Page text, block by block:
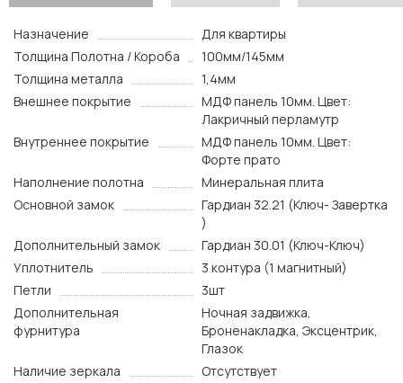
Назначение
Для квартиры
Толщина Полотна / Короба
100мм/145мм
Толщина металла
1,4мм
Внешнее покрытие
МДФ панель 10мм. Цвет:
Лакричный перламутр
Внутреннее покрытие
МДФ панель 10мм. Цвет:
Форте прато
Наполнение полотна
Минеральная плита
Основной замок
Гардиан 32.21 (Ключ- Завертка
)
Дополнительный замок
Гардиан 30.01 (Ключ-Ключ)
Уплотнитель
3 контура (1 магнитный)
Петли
3шт
Дополнительная
фурнитура
Ночная задвижка,
Броненакладка, Эксцентрик,
Глазок
Наличие зеркала
Отсутствует